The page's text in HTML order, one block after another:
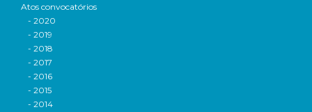
Atos convocatórios
- 2020
- 2019
- 2018
- 2017
- 2016
- 2015
- 2014